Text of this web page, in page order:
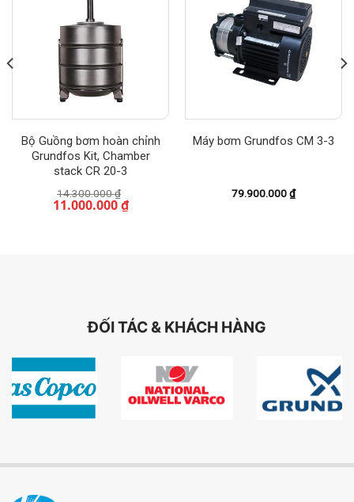
Bộ Guồng bơm hoàn chỉnh
Grundfos Kit, Chamber
stack CR 20-3
14.300.000₫
gốc
là:
11.000.000₫
Máy bơm Grundfos CM 3-3
79.900.000₫
ĐỐI TÁC & KHÁCH HÀNG